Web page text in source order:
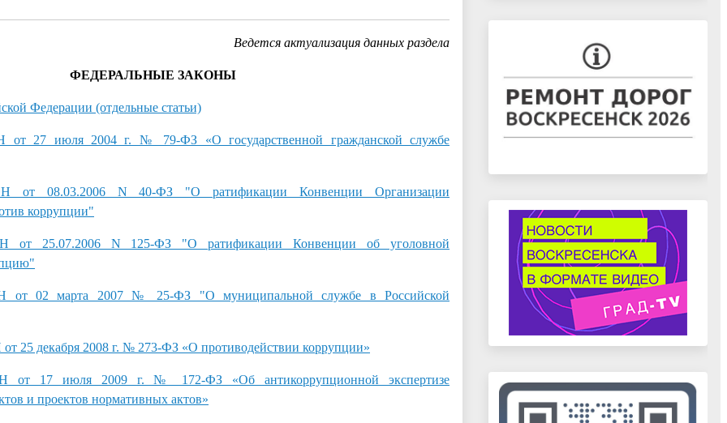
Ведется актуализация данных раздела
ФЕДЕРАЛЬНЫЕ ЗАКОНЫ
Федерации (отдельные статьи)
27 июля 2004 г. № 79-ФЗ «О государственной гражданской службе
08.03.2006 N 40-ФЗ "О ратификации Конвенции Организации
коррупции"
25.07.2006 N 125-ФЗ "О ратификации Конвенции об уголовной
02 марта 2007 № 25-ФЗ "О муниципальной службе в Российской
декабря 2008 г. № 273-ФЗ «О противодействии коррупции»
17 июля 2009 г. № 172-ФЗ «Об антикоррупционной экспертизе
и проектов нормативных актов»